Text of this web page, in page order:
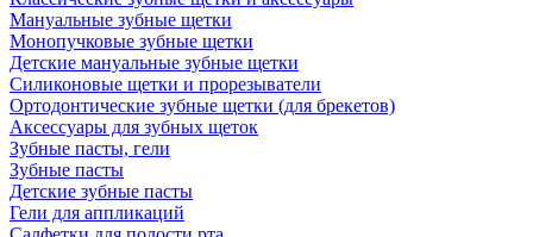
Мануальные зубные щетки
Монопучковые зубные щетки
Детские мануальные зубные щетки
Силиконовые щетки и прорезыватели
Ортодонтические зубные щетки (для брекетов)
Аксессуары для зубных щеток
Зубные пасты, гели
Зубные пасты
Детские зубные пасты
Гели для аппликаций